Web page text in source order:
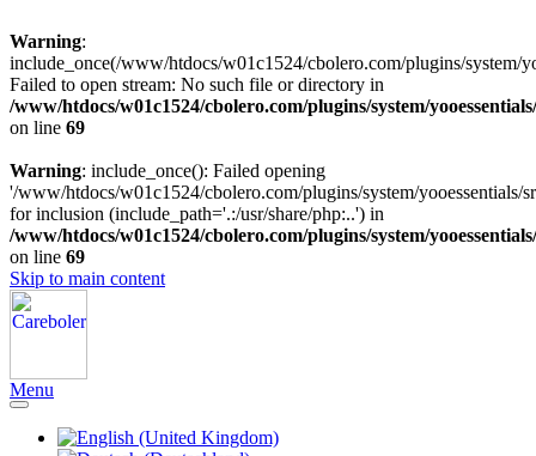
Warning:
include_once(/www/htdocs/w01c1524/cbolero.com/plugins/system/
Failed to open stream: No such file or directory in
/www/htdocs/w01c1524/cbolero.com/plugins/system/
on line 69
Warning: include_once(): Failed opening
'/www/htdocs/w01c1524/cbolero.com/plugins/system/yooessentials/
for inclusion (include_path='.:/usr/share/php:..') in
/www/htdocs/w01c1524/cbolero.com/plugins/system/
on line 69
Skip to main content
Menu